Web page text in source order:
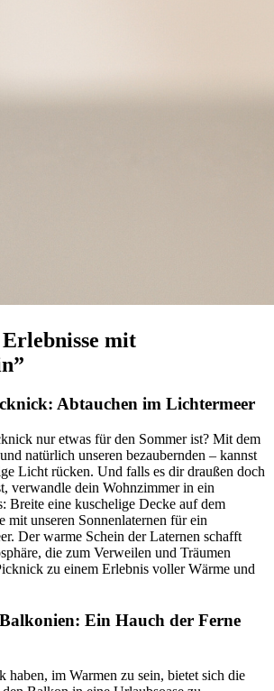
mit
Abtauchen im Lichtermeer
nur etwas für den Sommer ist? Mit dem
natürlich unseren bezaubernden – kannst
Licht rücken. Und falls es dir draußen doch
verwandle dein Wohnzimmer in ein
Breite eine kuschelige Decke auf dem
mit unseren Sonnenlaternen für ein
Der warme Schein der Laternen schafft
die zum Verweilen und Träumen
zu einem Erlebnis voller Wärme und
Ein Hauch der Ferne
haben, im Warmen zu sein, bietet sich die